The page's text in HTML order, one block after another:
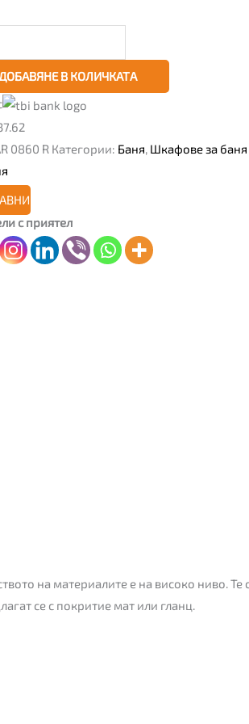
В КОЛИЧКАТА
0860 R Категории: Баня, Шкафове за баня
с приятел
на материалите е на високо ниво. Те
се с покритие мат или гланц.